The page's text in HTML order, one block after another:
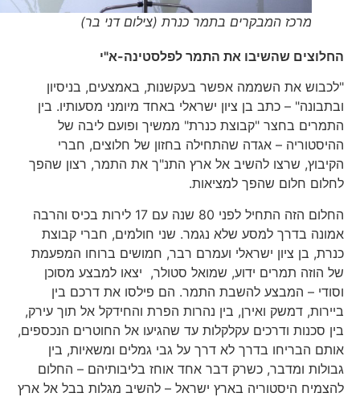
מרכז המבקרים בתמר כנרת (צילום דני בר)
החלוצים שהשיבו את התמר לפלסטינה-א"י
"לכבוש את השממה אפשר בעקשנות, באמצעים, בניסיון
ובתבונה" – כתב בן ציון ישראלי באחד מיומני מסעותיו. בין
התמרים בחצר "קבוצת כנרת" ממשיך ופועם ליבה של
ההיסטוריה – אגדה שהתחילה בחזון של חלוצים, חברי
הקיבוץ, שרצו להשיב אל ארץ התנ"ך את התמר, רצון שהפך
לחלום חלום שהפך למציאות.
החלום הזה התחיל לפני 80 שנה עם 17 לירות בכיס והרבה
אמונה בדרך למסע שלא נגמר. שני חולמים, חברי קבוצת
כנרת, בן ציון ישראלי ועמרם רבר, חמושים ברוחו המפעמת
של הוזה תמרים ידוע, שמואל סטולר, יצאו למבצע מסוכן
וסודי – המבצע להשבת התמר. הם פילסו את דרכם בין
ביירות, דמשק ואירן, בין נהרות הפרת והחידקל אל תוך עירק,
בין סכנות ודרכים עקלקלות עד שהגיעו אל החוטרים הנכספים,
אותם הבריחו בדרך לא דרך על גבי גמלים ומשאיות, בין
גבולות ומדבר, כשרק דבר אחד אוחז בליבותיהם – החלום
להצמיח היסטוריה בארץ ישראל – להשיב מגלות בבל אל ארץ